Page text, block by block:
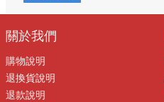
關於我們
購物說明
退換貨說明
退款說明